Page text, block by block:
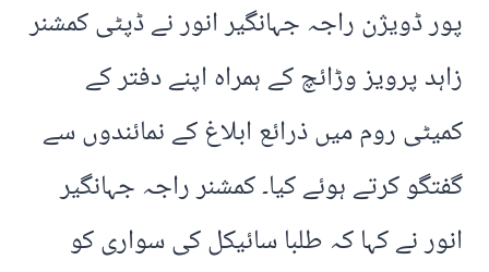
پور ڈویژن راجہ جہانگیر انور نے ڈپٹی کمشنر
زاہد پرویز وڑائچ کے ہمراہ اپنے دفتر کے
کمیٹی روم میں ذرائع ابلاغ کے نمائندوں سے
گفتگو کرتے ہوئے کیا۔ کمشنر راجہ جہانگیر
انور نے کہا کہ طلبا سائیکل کی سواری کو